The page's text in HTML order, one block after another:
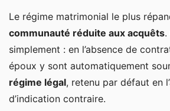
Le régime matrimonial le plus
communauté réduite aux acquêts.
simplement : en l’absence de
époux y sont automatiquement
régime légal, retenu par défaut en
d’indication contraire.